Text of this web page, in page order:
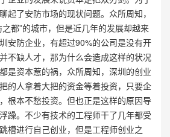
起了安防市场的现状问题。众所周知，
都”的城市，但是近几年的发展却越来
安防企业，有超过90%的公司是没有开
不缺人才，那为什么会造成这样的状况
是资本惹的祸，众所周知，深圳的创业
的人拿着大把的资金等着投资，只要企
根本不愁投资。但也正是这样的原因导
躁。不少有技术的工程师干了几年都受
槽进行自己创业，但是工程师创业之